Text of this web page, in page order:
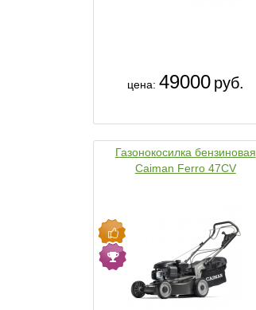
цена: 49000 руб.
Газонокосилка бензиновая
Caiman Ferro 47CV